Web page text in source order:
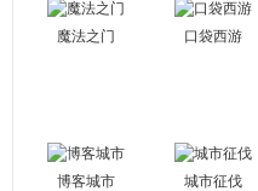
魔法之门 口袋西游
博客城市 城市征伐